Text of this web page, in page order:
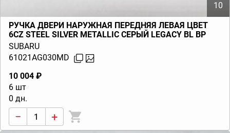
10
РУЧКА ДВЕРИ НАРУЖНАЯ ПЕРЕДНЯЯ ЛЕВАЯ ЦВЕТ
6CZ STEEL SILVER METALLIC СЕРЫЙ LEGACY BL BP
(B13) 2003-2009
SUBARU
61021AG030MD
10 004 ₽
6 шт
0 дн.
− +